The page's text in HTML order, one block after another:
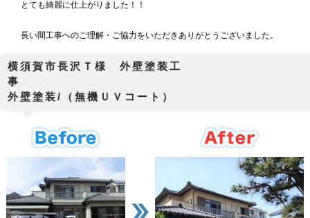
とても綺麗に仕上がりました！！
長い間工事へのご理解・ご協力をいただきありがとうございました。
横須賀市長沢Ｔ様 外壁塗装工
外壁塗装/（無機ＵＶコート）